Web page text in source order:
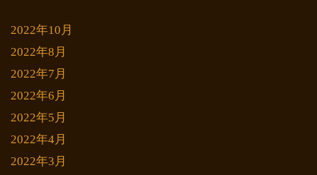
2022年10月
2022年8月
2022年7月
2022年6月
2022年5月
2022年4月
2022年3月